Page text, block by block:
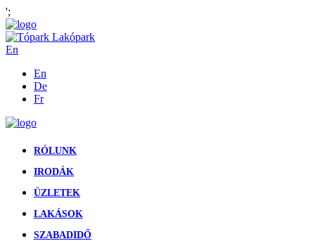
';
En
En
De
Fr
RÓLUNK
IRODÁK
ÜZLETEK
LAKÁSOK
SZABADIDŐ